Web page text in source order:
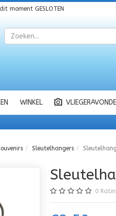
moment GESLOTEN
Zoeken
WINKEL
Sleutelhangers
0